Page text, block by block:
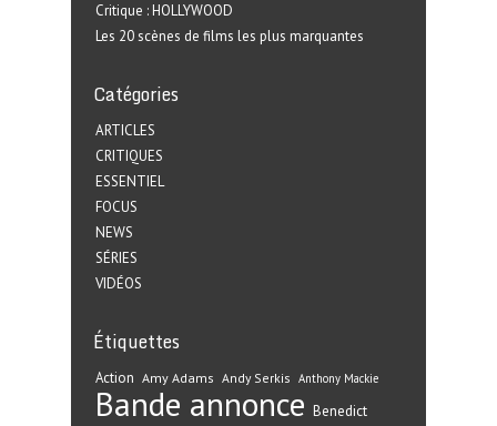
Critique : HOLLYWOOD
Les 20 scènes de films les plus marquantes
Catégories
ARTICLES
CRITIQUES
ESSENTIEL
FOCUS
NEWS
SÉRIES
VIDÉOS
Étiquettes
Action Amy Adams Andy Serkis Anthony Mackie
Bande annonce Benedict